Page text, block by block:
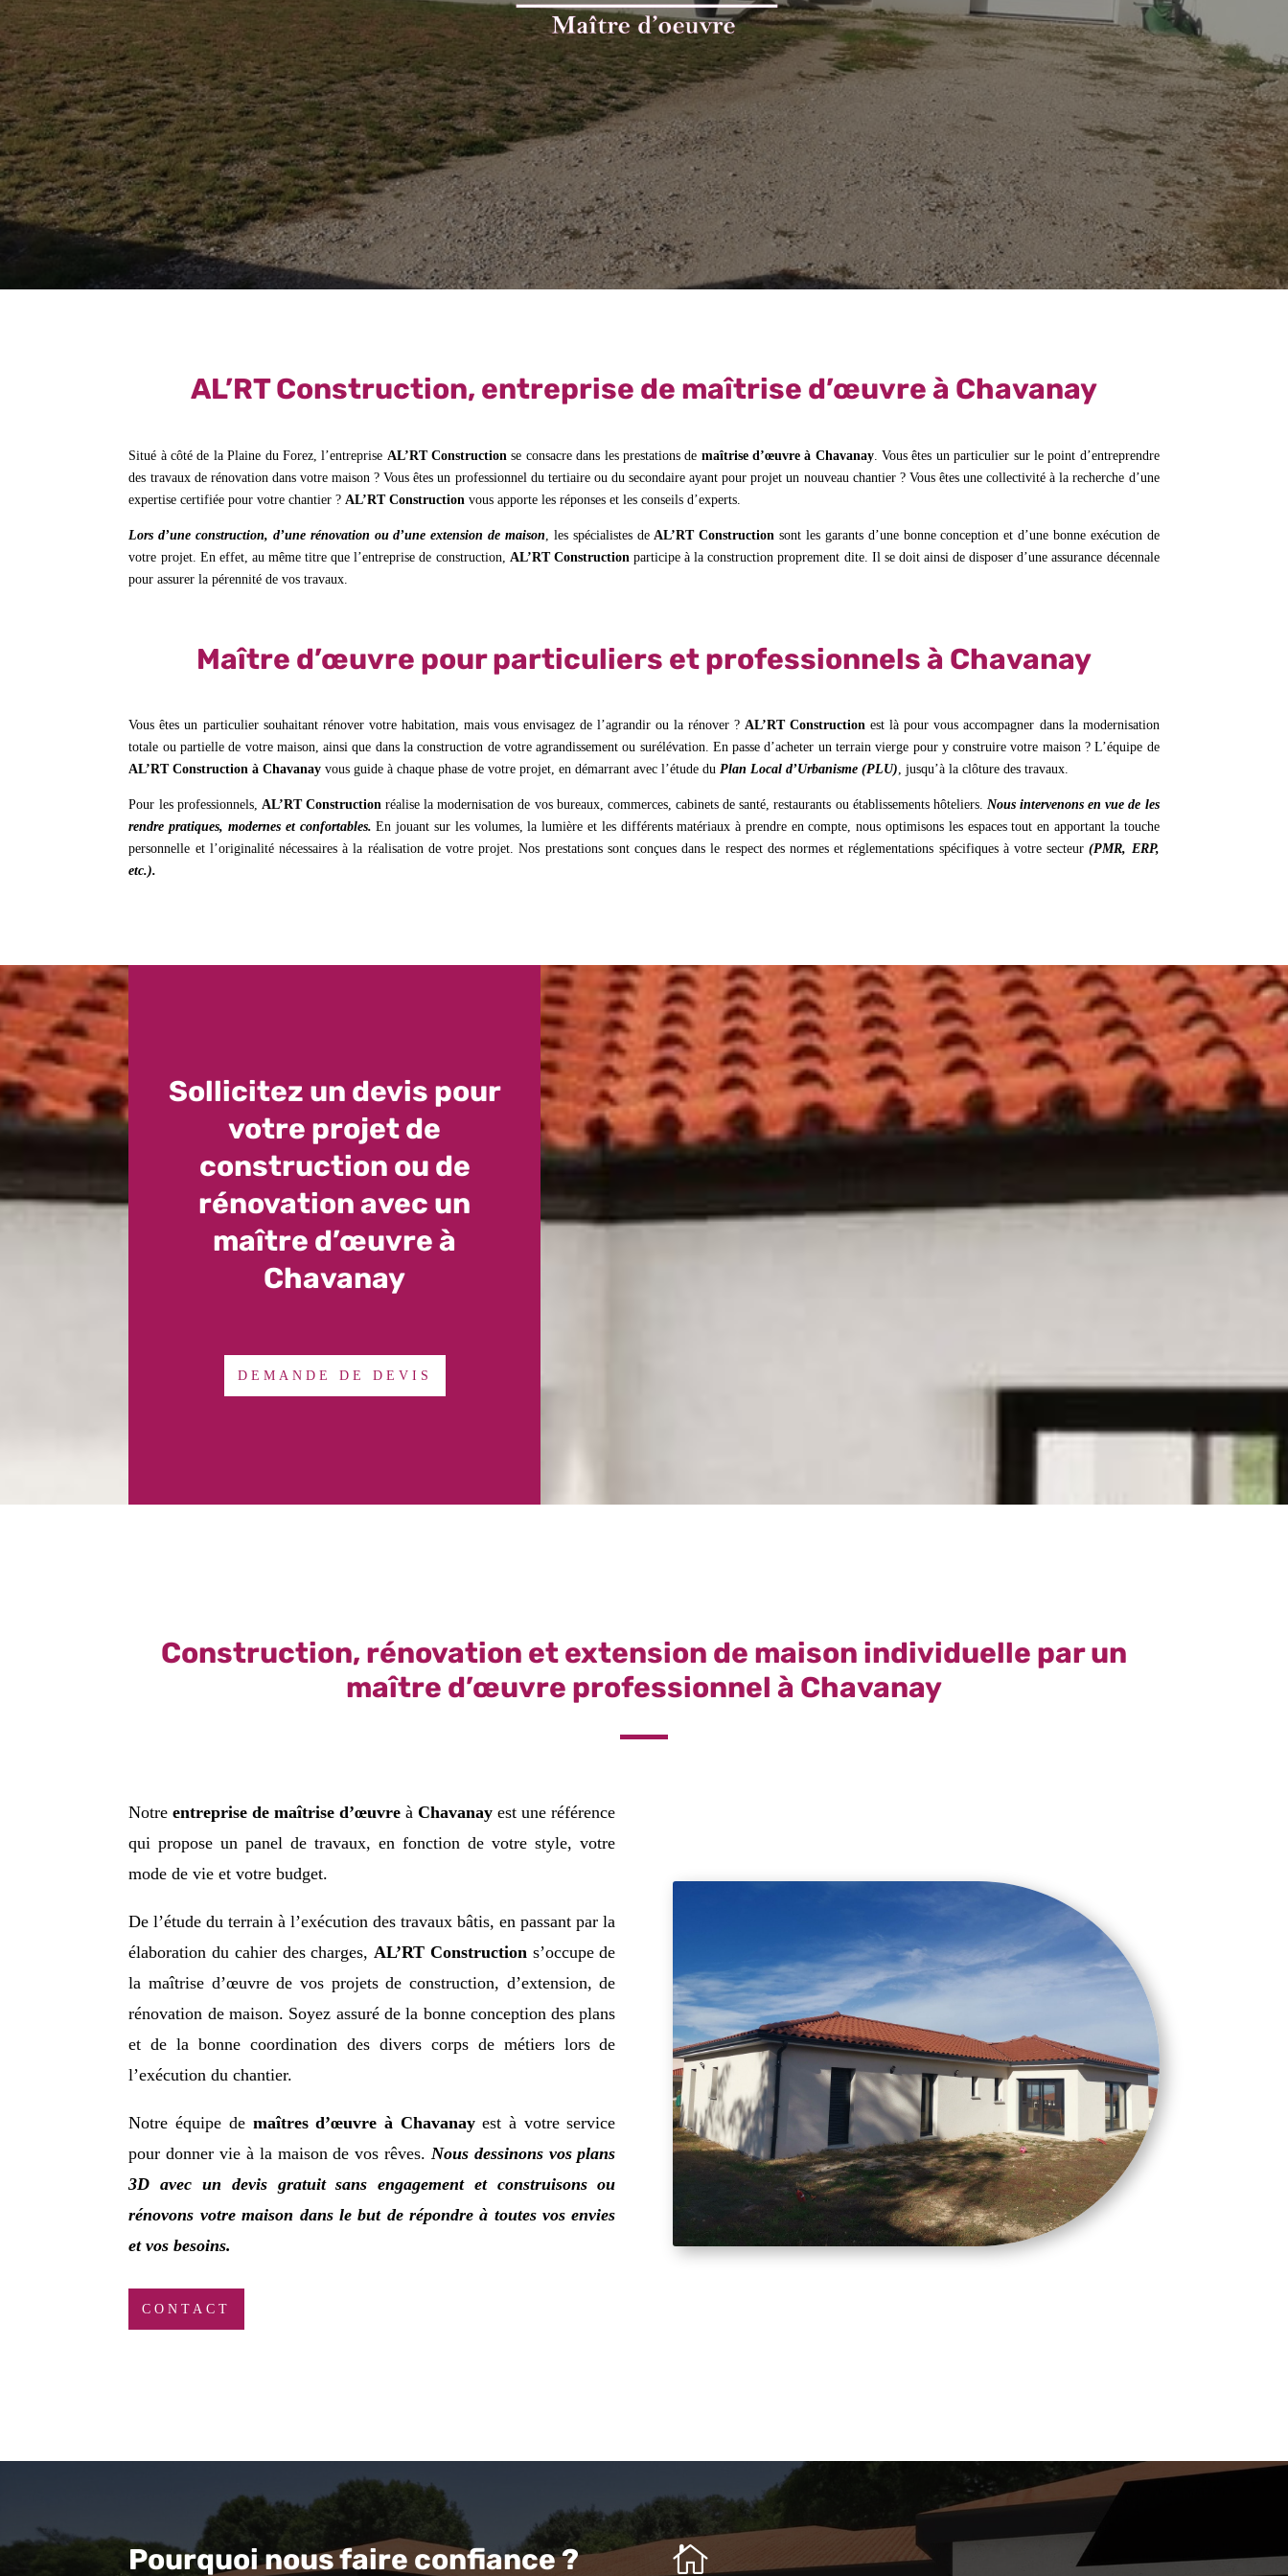
AL’RT Construction, entreprise de maîtrise d’œuvre à Chavanay
Situé à côté de la Plaine du Forez, l’entreprise AL’RT Construction se consacre dans les prestations de maîtrise d’œuvre à Chavanay. Vous êtes un particulier sur le point d’entreprendre
des travaux de rénovation dans votre maison ? Vous êtes un professionnel du tertiaire ou du secondaire ayant pour projet un nouveau chantier ? Vous êtes une collectivité à la recherche d’une
expertise certifiée pour votre chantier ?AL’RT Construction vous apporte les réponses et les conseils d’experts.
Lors d’une construction, d’une rénovation ou d’une extension de maison, les spécialistes deAL’RT Construction sont les garants d’une bonne conception et d’une bonne exécution de
votre projet. En effet, au même titre que l’entreprise de construction, AL’RT Constructionparticipe à la construction proprement dite. Il se doit ainsi de disposer d’une assurance décennale
pour assurer la pérennité de vos travaux.
Maître d’œuvre pour particuliers et professionnels à Chavanay
Vous êtes un particulier souhaitant rénover votre habitation, mais vous envisagez de l’agrandir ou la rénover ?AL’RT Construction est là pour vous accompagner dans la modernisation
totale ou partielle de votre maison, ainsi que dans la construction de votre agrandissement ou surélévation. En passe d’acheter un terrain vierge pour y construire votre maison ? L’équipe de
AL’RT Construction à Chavanay vous guide à chaque phase de votre projet, en démarrant avec l’étude duPlan Local d’Urbanisme (PLU), jusqu’à la clôture des travaux.
Pour les professionnels, AL’RT Constructionréalise la modernisation de vos bureaux, commerces, cabinets de santé, restaurants ou établissements hôteliers. Nous intervenons en vue de les
rendre pratiques, modernes et confortables. En jouant sur les volumes, la lumière et les différents matériaux à prendre en compte, nous optimisons les espaces tout en apportant la touche
personnelle et l’originalité nécessaires à la réalisation de votre projet. Nos prestations sont conçues dans le respect des normes et réglementations spécifiques à votre secteur(PMR, ERP,
etc.).
Sollicitez un devis pour
votre projet de
construction ou de
rénovation avec un
maître d’œuvre à
Chavanay
DEMANDE DE DEVIS
Construction, rénovation et extension de maison individuelle par un
maître d’œuvre professionnel à Chavanay
Notreentreprise de maîtrise d’œuvre àChavanay est une référence
qui propose un panel de travaux, en fonction de votre style, votre
mode de vie et votre budget.
De l’étude du terrain à l’exécution des travaux bâtis, en passant par la
élaboration du cahier des charges, AL’RT Construction s’occupe de
la maîtrise d’œuvre de vos projets de construction, d’extension, de
rénovation de maison. Soyez assuré de la bonne conception des plans
et de la bonne coordination des divers corps de métiers lors de
l’exécution du chantier.
Notre équipe de maîtres d’œuvre à Chavanayest à votre service
pour donner vie à la maison de vos rêves. Nous dessinons vos plans
3D avec un devis gratuit sans engagement et construisons ou
rénovons votre maison dans le but de répondre à toutes vos envies
et vos besoins.
CONTACT
Pourquoi nous faire confiance ? 